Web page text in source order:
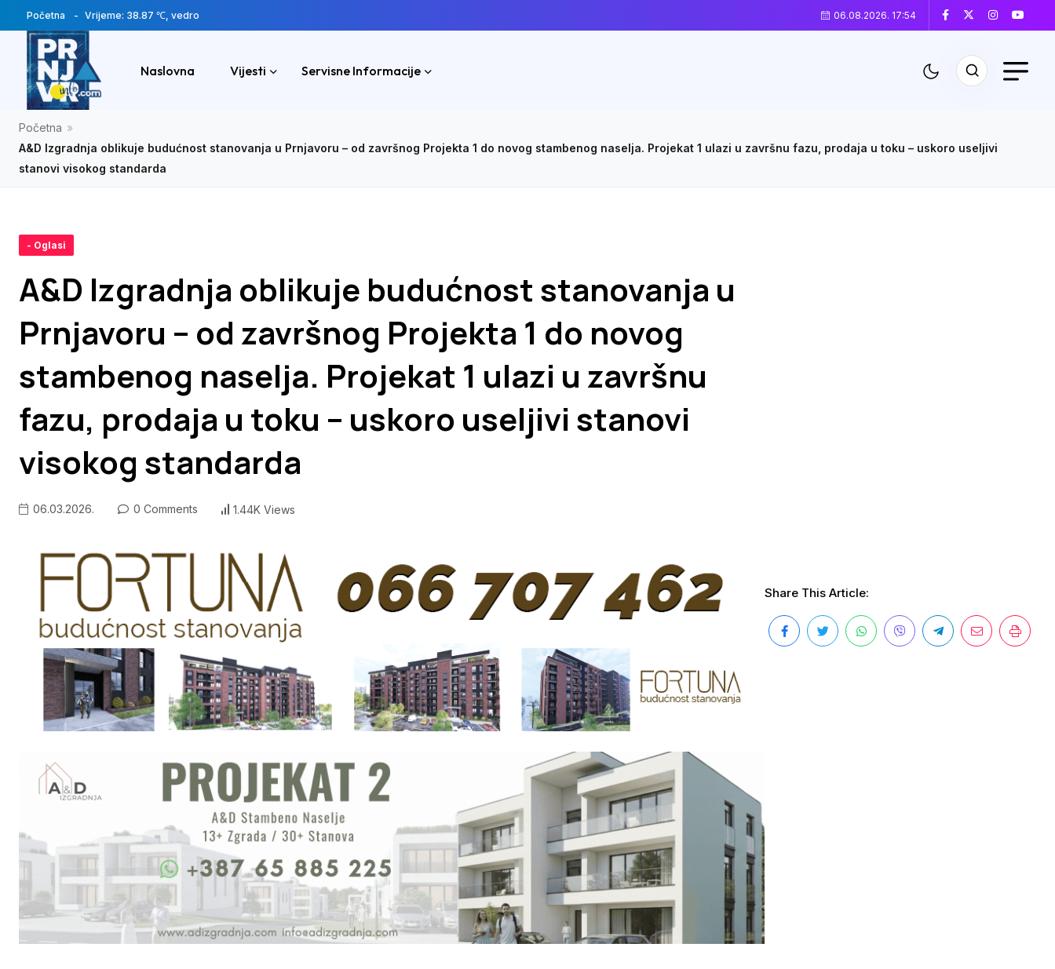
Početna Vrijeme: 38.87 ℃, vedro 06.08.2026. 17:54
Naslovna Vijesti Servisne Informacije
Početna »
A&D Izgradnja oblikuje budućnost stanovanja u Prnjavoru – od završnog Projekta 1 do novog stambenog naselja. Projekat 1 ulazi u završnu fazu, prodaja u toku – uskoro useljivi
stanovi visokog standarda
- Oglasi
A&D Izgradnja oblikuje budućnost stanovanja u
Prnjavoru – od završnog Projekta 1 do novog
stambenog naselja. Projekat 1 ulazi u završnu
fazu, prodaja u toku – uskoro useljivi stanovi
visokog standarda
06.03.2026. 0 Comments 1.44K Views
Share This Article: